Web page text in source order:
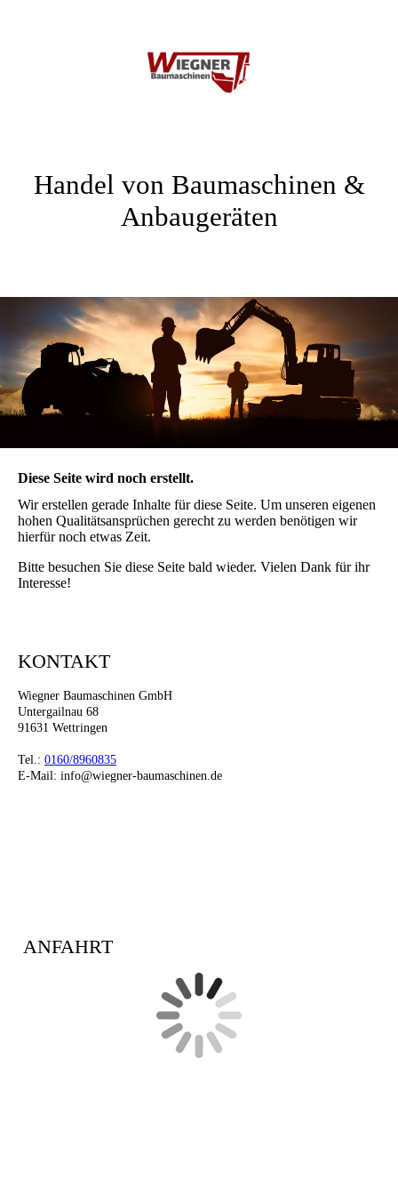
Handel von Baumaschinen &
Anbaugeräten
Diese Seite wird noch erstellt.
Wir erstellen gerade Inhalte für diese Seite. Um unseren eigenen
hohen Qualitätsansprüchen gerecht zu werden benötigen wir
hierfür noch etwas Zeit.
Bitte besuchen Sie diese Seite bald wieder. Vielen Dank für ihr
Interesse!
KONTAKT
Wiegner Baumaschinen GmbH
Untergailnau 68
91631 Wettringen
Tel.: 0160/8960835
E-Mail: info@wiegner-baumaschinen.de
ANFAHRT